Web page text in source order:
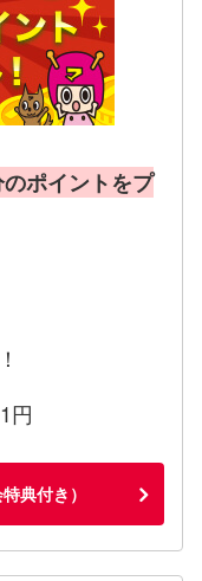
ポイントをプ
円
典付き）